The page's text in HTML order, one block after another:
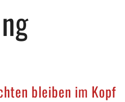
bleiben im Kopf